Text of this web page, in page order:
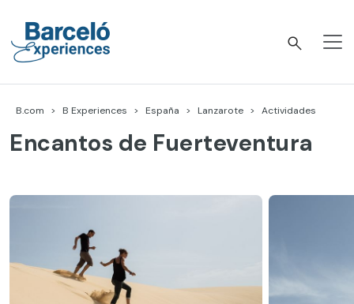
content
B.com B Experiences España Lanzarote Actividades
Encantos de Fuerteventura